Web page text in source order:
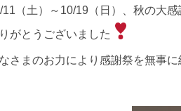
11（土）～10/19（日）、秋の大
がとうございました
さまのお力により感謝祭を無事